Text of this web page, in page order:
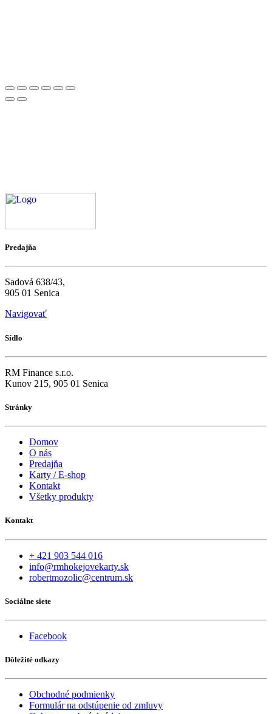
Predajňa
Sadová 638/43,
905 01 Senica
Navigovať
Sídlo
RM Finance s.r.o.
Kunov 215, 905 01 Senica
Stránky
Domov
O nás
Predajňa
Karty / E-shop
Kontakt
Všetky produkty
Kontakt
+ 421 903 544 016
info@rmhokejovekarty.sk
robertmozolic@centrum.sk
Sociálne siete
Facebook
Dôležité odkazy
Obchodné podmienky
Formulár na odstúpenie od zmluvy